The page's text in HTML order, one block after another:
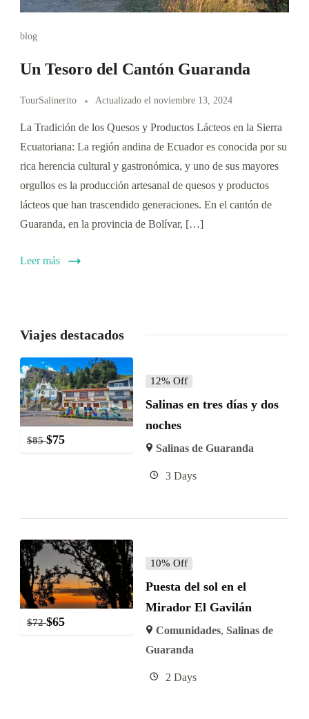
blog
Un Tesoro del Cantón Guaranda
TourSalinerito Actualizado el noviembre 13, 2024
La Tradición de los Quesos y Productos Lácteos en la Sierra
Ecuatoriana: La región andina de Ecuador es conocida por su
rica herencia cultural y gastronómica, y uno de sus mayores
orgullos es la producción artesanal de quesos y productos
lácteos que han trascendido generaciones. En el cantón de
Guaranda, en la provincia de Bolívar, […]
Leer más
Viajes destacados
$85 $75
12% Off
Salinas en tres días y dos
noches
Salinas de Guaranda
3 Days
$72 $65
10% Off
Puesta del sol en el
Mirador El Gavilán
Comunidades, Salinas de
Guaranda
2 Days